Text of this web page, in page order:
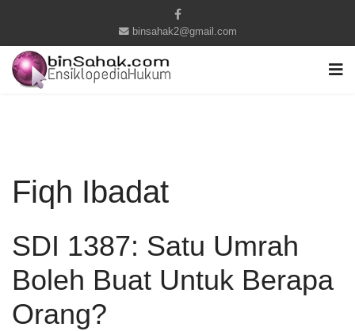
binsahak2@gmail.com
Fiqh Ibadat
SDI 1387: Satu Umrah
Boleh Buat Untuk Berapa
Orang?